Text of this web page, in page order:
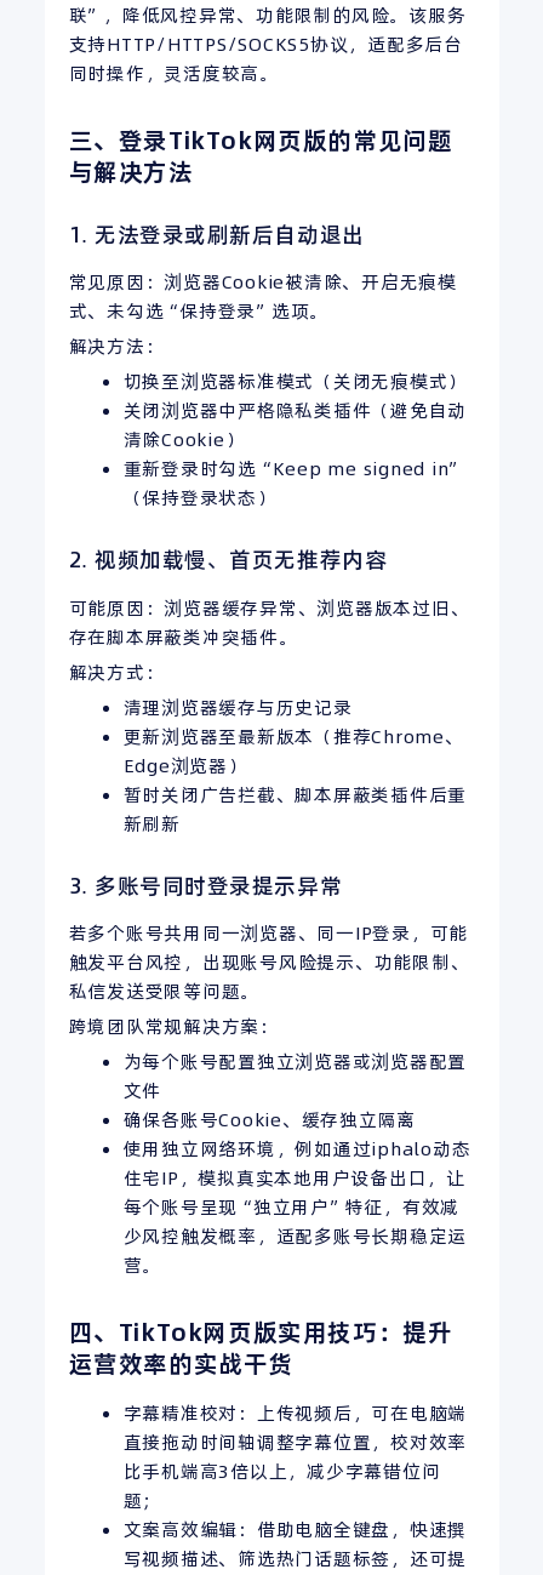
联”，降低风控异常、功能限制的风险。该服务
支持HTTP/HTTPS/SOCKS5协议，适配多后台
同时操作，灵活度较高。
三、登录TikTok网页版的常见问题
与解决方法
1. 无法登录或刷新后自动退出
常见原因：浏览器Cookie被清除、开启无痕模
式、未勾选“保持登录”选项。
解决方法：
切换至浏览器标准模式（关闭无痕模式）
关闭浏览器中严格隐私类插件（避免自动
清除Cookie）
重新登录时勾选“Keep me signed in”
（保持登录状态）
2. 视频加载慢、首页无推荐内容
可能原因：浏览器缓存异常、浏览器版本过旧、
存在脚本屏蔽类冲突插件。
解决方式：
清理浏览器缓存与历史记录
更新浏览器至最新版本（推荐Chrome、
Edge浏览器）
暂时关闭广告拦截、脚本屏蔽类插件后重
新刷新
3. 多账号同时登录提示异常
若多个账号共用同一浏览器、同一IP登录，可能
触发平台风控，出现账号风险提示、功能限制、
私信发送受限等问题。
跨境团队常规解决方案：
为每个账号配置独立浏览器或浏览器配置
文件
确保各账号Cookie、缓存独立隔离
使用独立网络环境，例如通过iphalo动态
住宅IP，模拟真实本地用户设备出口，让
每个账号呈现“独立用户”特征，有效减
少风控触发概率，适配多账号长期稳定运
营。
四、TikTok网页版实用技巧：提升
运营效率的实战干货
字幕精准校对：上传视频后，可在电脑端
直接拖动时间轴调整字幕位置，校对效率
比手机端高3倍以上，减少字幕错位问
题；
文案高效编辑：借助电脑全键盘，快速撰
写视频描述、筛选热门话题标签，还可提